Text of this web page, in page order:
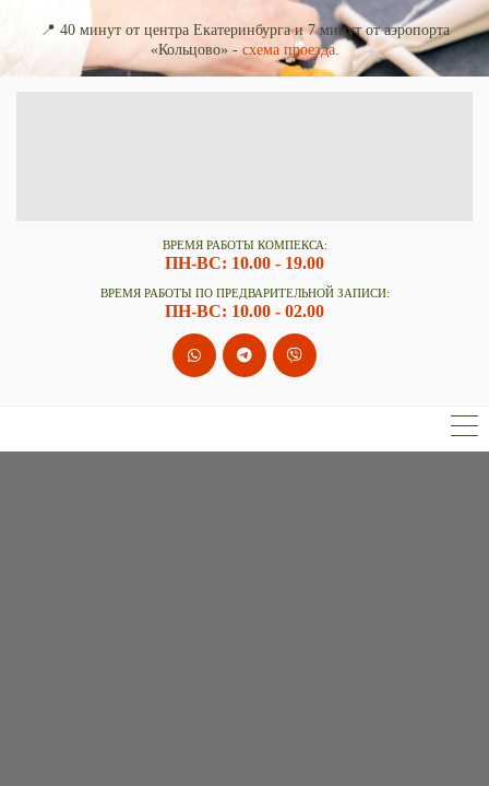
📍 40 минут от центра Екатеринбурга и 7 минут от аэропорта
«Кольцово» - схема проезда.
ВРЕМЯ РАБОТЫ КОМПЕКСА:
ПН-ВС: 10.00 - 19.00
ВРЕМЯ РАБОТЫ ПО ПРЕДВАРИТЕЛЬНОЙ ЗАПИСИ:
ПН-ВС: 10.00 - 02.00